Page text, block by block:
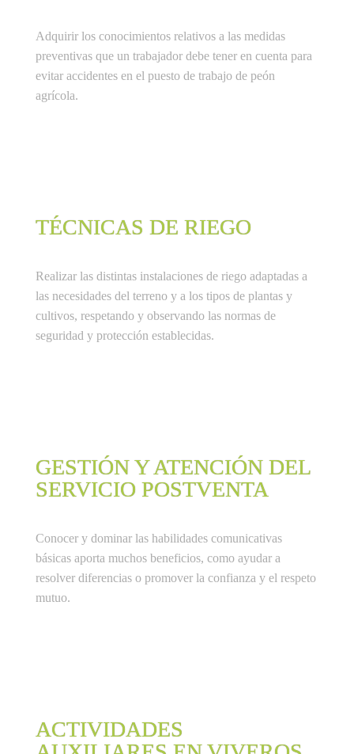
Adquirir los conocimientos relativos a las medidas
preventivas que un trabajador debe tener en cuenta para
evitar accidentes en el puesto de trabajo de peón
agrícola.
TÉCNICAS DE RIEGO
Realizar las distintas instalaciones de riego adaptadas a
las necesidades del terreno y a los tipos de plantas y
cultivos, respetando y observando las normas de
seguridad y protección establecidas.
GESTIÓN Y ATENCIÓN DEL
SERVICIO POSTVENTA
Conocer y dominar las habilidades comunicativas
básicas aporta muchos beneficios, como ayudar a
resolver diferencias o promover la confianza y el respeto
mutuo.
ACTIVIDADES